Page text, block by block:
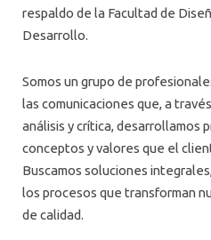
respaldo de la Facultad de
Desarrollo.
Somos un grupo de
las comunicaciones que, a
análisis y crítica, desarrollamos
conceptos y valores que el
Buscamos soluciones
los procesos que transforman
de calidad.